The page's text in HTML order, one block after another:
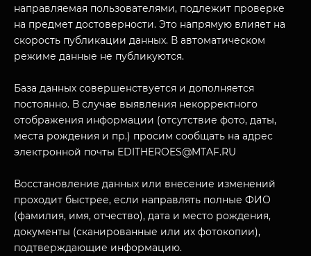
МУЗЕЙНЫЙ КОМПЛЕКС
направляемая пользователями, подлежит проверке
на предмет достоверности. Это напрямую влияет на
скорость публикации данных. В автоматическом
режиме данные не публикуются.
База данных совершенствуется и дополняется
постоянно. В случае выявления некорректного
отображения информации (отсутствие фото, даты,
места рождения и пр.) просим сообщать на адрес
электронной почты EDITHEROES@MTAF.RU
Восстановление данных или внесение изменений
проходит быстрее, если направлять полные ФИО
(фамилия, имя, отчество), дата и место рождения,
документы (сканированные или их фотокопии),
подтверждающие информацию.